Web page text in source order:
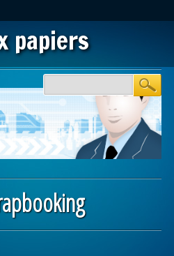
papiers